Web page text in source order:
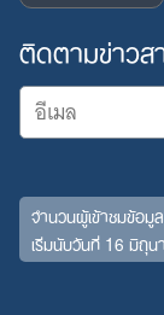
ติดตามข่าวส
จำนวนผู้เข้าชมข้อ
เริ่มนับวันที่ 16 มิถุ